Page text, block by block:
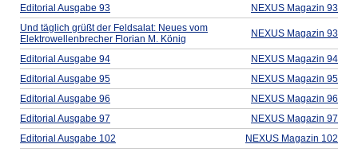
Editorial Ausgabe 93
NEXUS Magazin 93
Und täglich grüßt der Feldsalat: Neues vom
Elektrowellenbrecher Florian M. König
NEXUS Magazin 93
Editorial Ausgabe 94
NEXUS Magazin 94
Editorial Ausgabe 95
NEXUS Magazin 95
Editorial Ausgabe 96
NEXUS Magazin 96
Editorial Ausgabe 97
NEXUS Magazin 97
Editorial Ausgabe 102
NEXUS Magazin 102